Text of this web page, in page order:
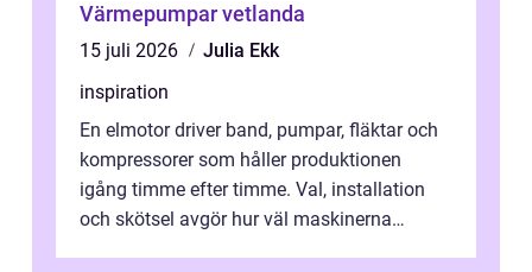
Värmepumpar vetlanda
15 juli 2026
Julia Ekk
inspiration
En elmotor driver band, pumpar, fläktar och
kompressorer som håller produktionen
igång timme efter timme. Val, installation
och skötsel avgör hur väl maskinerna